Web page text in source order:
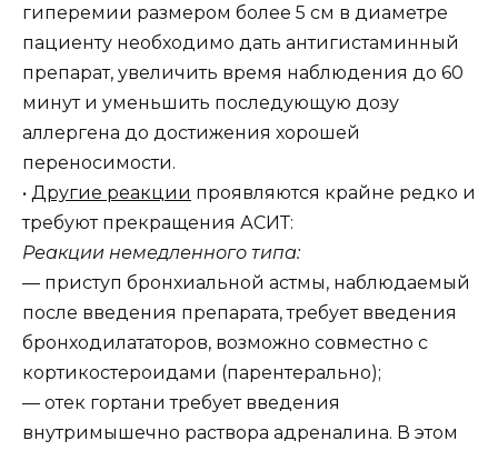
гиперемии размером более 5 см в диаметре
пациенту необходимо дать антигистаминный
препарат, увеличить время наблюдения до 60
минут и уменьшить последующую дозу
аллергена до достижения хорошей
переносимости.
• Другие реакции проявляются крайне редко и
требуют прекращения АСИТ:
Реакции немедленного типа:
— приступ бронхиальной астмы, наблюдаемый
после введения препарата, требует введения
бронходилататоров, возможно совместно с
кортикостероидами (парентерально);
— отек гортани требует введения
внутримышечно раствора адреналина. В этом